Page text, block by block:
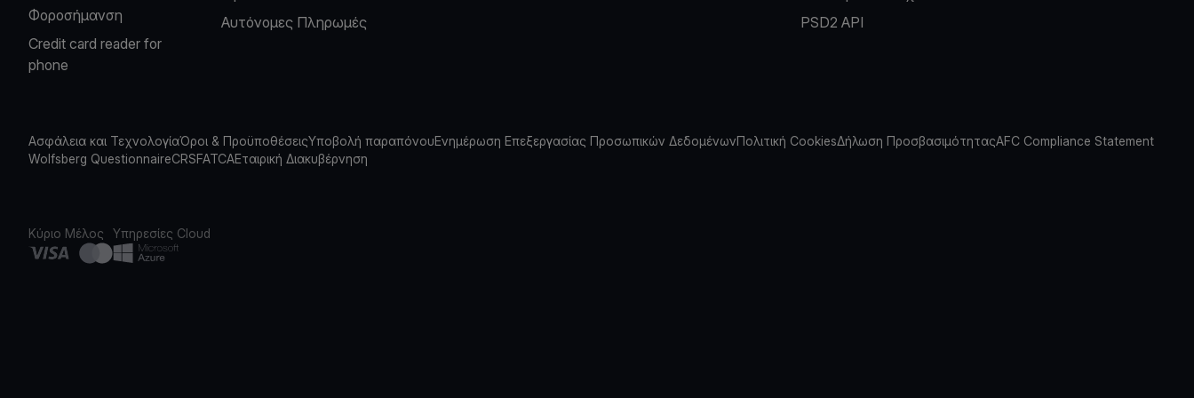
Φοροσήμανση
Credit card reader for
phone
Αυτόνομες Πληρωμές
PSD2 API
Ασφάλεια και ΤεχνολογίαΌροι & ΠροϋποθέσειςΥποβολή παραπόνουΕνημέρωση Επεξεργασίας Προσωπικών ΔεδομένωνΠολιτική CookiesΔήλωση ΠροσβασιμότηταςAFC Compliance Statement
Wolfsberg QuestionnaireCRSFATCAΕταιρική Διακυβέρνηση
Κύριο Μέλος Υπηρεσίες Cloud